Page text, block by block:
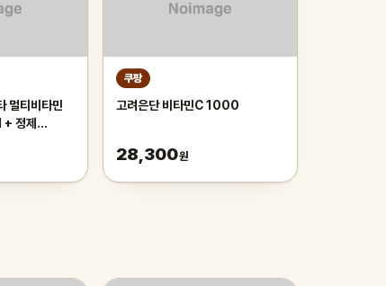
멀티비타민
+ 정제
쿠팡
고려은단 비타민C 1000
28,300원